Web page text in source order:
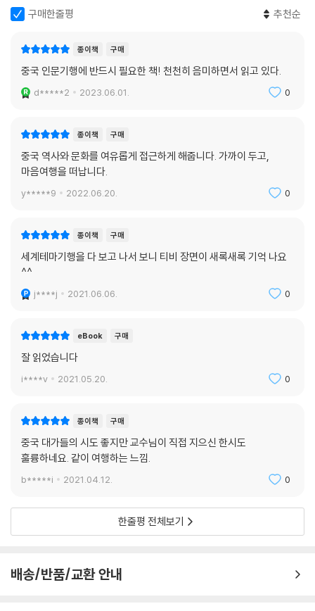
4. 바다로 가는 황하에게 적어 보내는 이별시 - 황하구
여행 일정
지역의 독특한 풍습과 다채로운 향토 음식
쾌한 여정이 이어진다. 가령 6장 강소성에서는 오강진에 조성된 항우의 사
당 패왕사(120쪽), 밥 한 끼를 천금으로 되갚은 한신과 표모의 유적 한신
고리(140쪽) 등 [초한지] 인물들과 관련된 고적을 유람하며 그 일화를 소
개한다. 또한 글자가 달라도 발음이 유사하면 뜻을 공유하는 중국의 독특
실은 돈을 관리하는 사람을 뜻하는 ‘장궤’라는 말에서 비롯된 ‘짱깨’(264
다는 일화에서 유래된 ‘등용문’(296쪽) 등 널리 쓰이는 말들의 어원도 함
또한 각 지역의 다양한 향토 음식과 현지 주민과의 웃음 만발한 에피소드
감아 먹는 얇은 수육 ‘리쫭바이러우’(29쪽), 큼직한 밀가루 반죽을 채칼로
빠르게 썰어내 눈으로 보는 재미가 있는 ‘도삭면’(264쪽), 튀긴 잉어 위에
새콤한 소스와 튀김 면을 얹은 ‘리위뻬이멘’(382쪽) 등이 등장한다. “옆자
들고 바닥에 쭈그려 앉아 먹어야 제맛이 난다며 시범을 보여준다. 말 잘 듣
을 함께 먹어야 맛있다면서 직접 까서 면 그릇에 던져준다. 그들이 하는 대
로 마늘 한 쪽을 통째로 먹었다가 얼마나 매웠는지 눈물이 쏙 빠졌을 정도
였다. 이런 어설픈 내 모습에 다들 가가대소하며 조그만 면집에 활기가 가
득 넘쳤다(309쪽).”
여행은 물론이고 집 밖에 나서기조차 쉽지 않은 요즘, 탄성을 자아내는 절
경과 책에 그득한 풍성한 이야기가 답답한 일상을 벗어나게 해준다. 옛 사
람들의 아득한 사연, 호방한 기상과 풍류를 두루 함께 맛보며 책을 한달음
구매한줄평 추천순
종이책 구매
중국 인문기행에 반드시 필요한 책! 천천히 음미하면서 읽고 있다.
d*****2 2023.06.01. 0
종이책 구매
중국 역사와 문화를 여유롭게 접근하게 해줍니다. 가까이 두고,
마음여행을 떠납니다.
y*****9 2022.06.20. 0
종이책 구매
세계테마기행을 다 보고 나서 보니 티비 장면이 새록새록 기억 나요
^^
j****j 2021.06.06. 0
eBook 구매
잘 읽었습니다
i****v 2021.05.20. 0
종이책 구매
중국 대가들의 시도 좋지만 교수님이 직접 지으신 한시도
훌륭하네요. 같이 여행하는 느낌.
b*****i 2021.04.12. 0
한줄평 전체보기
배송/반품/교환 안내